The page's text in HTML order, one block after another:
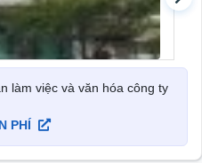
làm việc và văn hóa công ty
PHÍ